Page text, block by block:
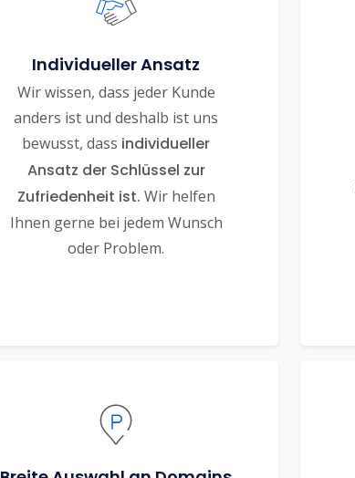
Individueller Ansatz
Wir wissen, dass jeder Kunde
anders ist und deshalb ist uns
bewusst, dass individueller
Ansatz der Schlüssel zur
Zufriedenheit ist. Wir helfen
Ihnen gerne bei jedem Wunsch
oder Problem.